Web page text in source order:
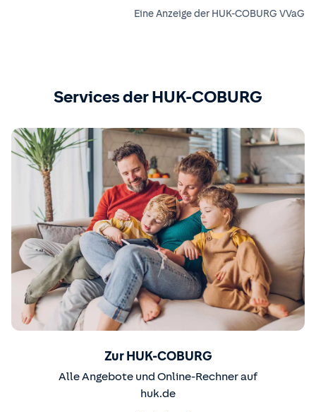
Eine Anzeige der HUK-COBURG VVaG
Services der HUK-COBURG
Zur HUK-COBURG
Alle Angebote und Online-Rechner auf
huk.de